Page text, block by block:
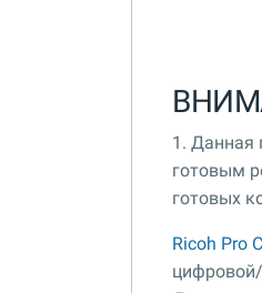
1. Данная
готовым
готовых
Ricoh Pro